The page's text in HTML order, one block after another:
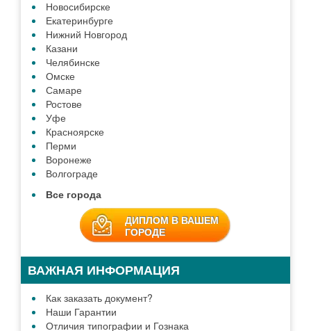
Новосибирске
Екатеринбурге
Нижний Новгород
Казани
Челябинске
Омске
Самаре
Ростове
Уфе
Красноярске
Перми
Воронеже
Волгограде
Все города
ДИПЛОМ В ВАШЕМ
ГОРОДЕ
ВАЖНАЯ ИНФОРМАЦИЯ
Как заказать документ?
Наши Гарантии
Отличия типографии и Гознака